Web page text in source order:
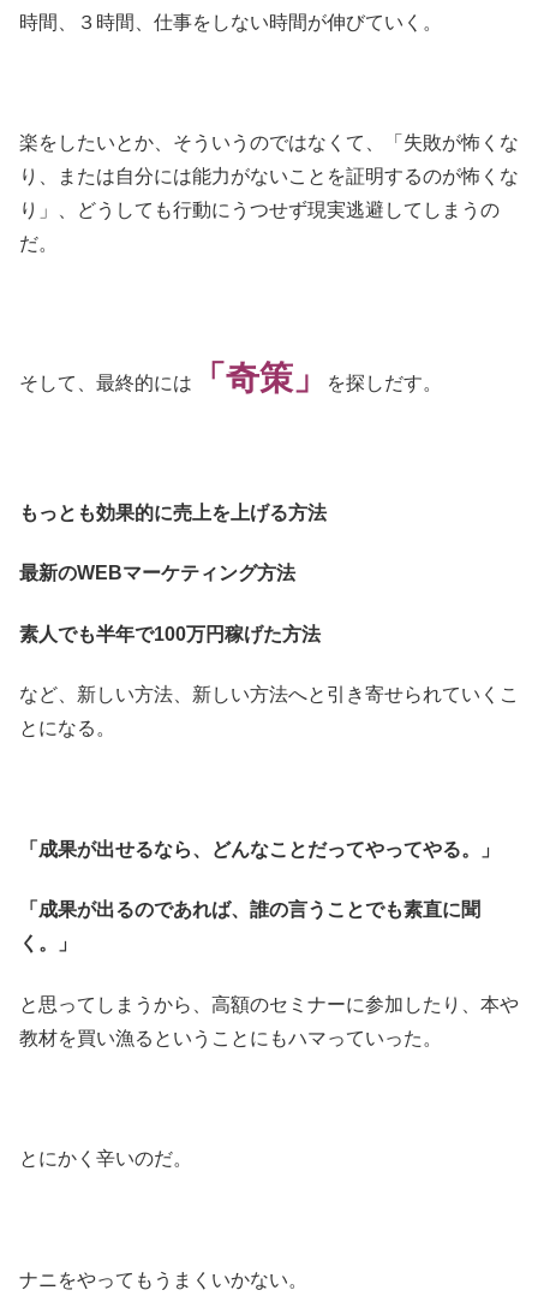
時間、３時間、仕事をしない時間が伸びていく。
楽をしたいとか、そういうのではなくて、「失敗が怖くな
り、または自分には能力がないことを証明するのが怖くな
り」、どうしても行動にうつせず現実逃避してしまうの
だ。
そして、最終的には 「奇策」 を探しだす。
もっとも効果的に売上を上げる方法
最新のWEBマーケティング方法
素人でも半年で100万円稼げた方法
など、新しい方法、新しい方法へと引き寄せられていくこ
とになる。
「成果が出せるなら、どんなことだってやってやる。」
「成果が出るのであれば、誰の言うことでも素直に聞
く。」
と思ってしまうから、高額のセミナーに参加したり、本や
教材を買い漁るということにもハマっていった。
とにかく辛いのだ。
ナニをやってもうまくいかない。